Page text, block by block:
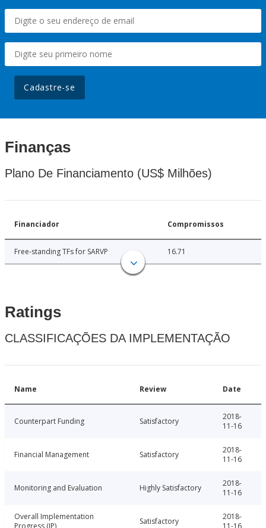
Cadastre-se
Finanças
Plano De Financiamento (US$ Milhões)
Financiador Compromissos
Free-standing TFs for SARVP 16.71
Ratings
CLASSIFICAÇÕES DA IMPLEMENTAÇÃO
Name Review Date
Counterpart Funding Satisfactory
2018-
11-16
Financial Management Satisfactory
2018-
11-16
Monitoring and Evaluation Highly Satisfactory
2018-
11-16
Overall Implementation
Satisfactory
2018-